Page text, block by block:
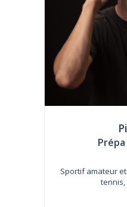
Sportif amateur
tennis,